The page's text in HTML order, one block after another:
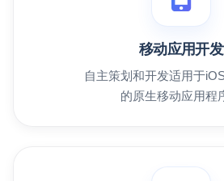
移动应用开发
自主策划和开发适用于
的原生移动应用程